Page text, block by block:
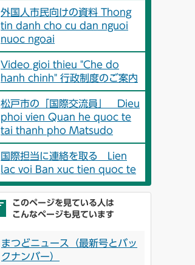
外国人市民向けの資料 Thong
tin danh cho cu dan nguoi
nuoc ngoai
Video gioi thieu "Che do
hanh chinh" 行政制度のご案内
松戸市の「国際交流員」 Dieu
phoi vien Quan he quoc te
tai thanh pho Matsudo
国際担当に連絡を取る Lien
lac voi Ban xuc tien quoc te
このページを見ている人は
こんなページも見ています
まつどニュース（最新号とバッ
クナンバー）